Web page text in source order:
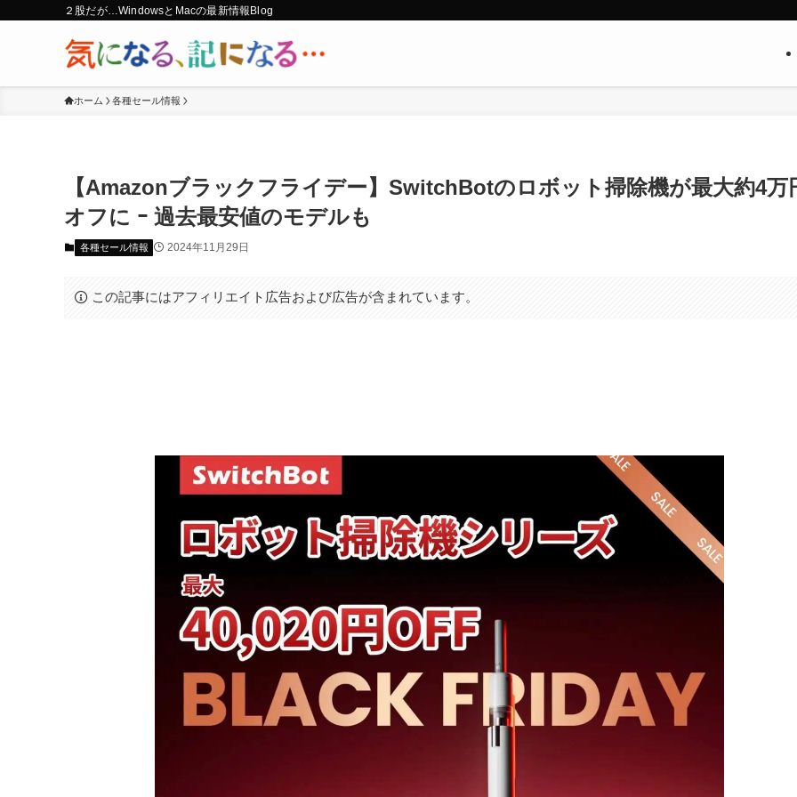
２股だが…WindowsとMacの最新情報Blog
ホーム 各種セール情報
【Amazonブラックフライデー】SwitchBotのロボット掃除機が最大約4万
オフに ｰ 過去最安値のモデルも
各種セール情報 2024年11月29日
この記事にはアフィリエイト広告および広告が含まれています。